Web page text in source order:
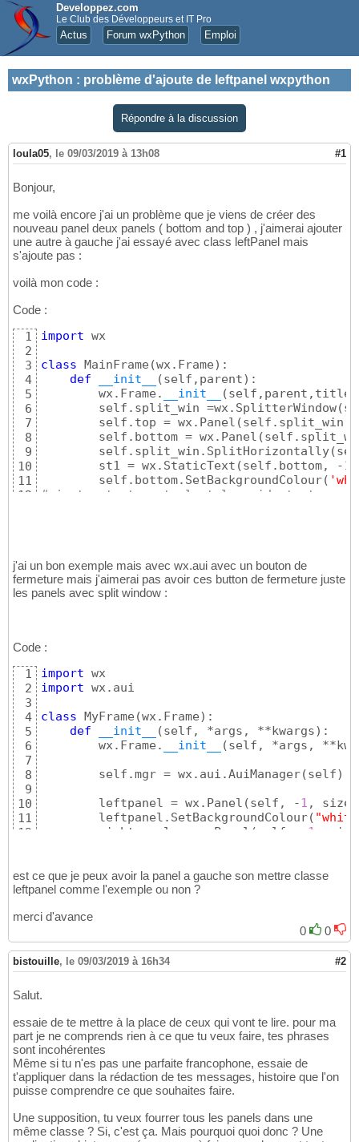
Developpez.com
Le Club des Développeurs et IT Pro
Actus Forum wxPython Emploi
wxPython : problème d'ajoute de leftpanel wxpython
Répondre à la discussion
loula05, le 09/03/2019 à 13h08 #1
Bonjour,
me voilà encore j'ai un problème que je viens de créer des
nouveau panel deux panels ( bottom and top ) , j'aimerai ajouter
une autre à gauche j'ai essayé avec class leftPanel mais
s'ajoute pas :
voilà mon code :
Code :
1
2
3
4
5
6
7
8
9
10
11
12
17
18
19
22
23
24
25
26
import wx
class MainFrame (wx.Frame) :
def
__init__ (self,parent) :
        wx.Frame.
__init__ (self,parent,title=
        self.split_win =wx.SplitterWindow
(
        self.top = wx.Panel
(self.split_win
        self.bottom = wx.Panel
(self.split_win
        self.split_win.SplitHorizontally
(
        st1 = wx.StaticText
(self.bottom, -1
        self.bottom.SetBackgroundColour
(
#ajouter text control et les widget et
        super
( ).__init__(parent, size=
#self.SetBackgroundColour("green")
        leftpanel = wx.Panel
app = wx.App
frame=MainFrame
app.MainLoop
j'ai un bon exemple mais avec wx.aui avec un bouton de
fermeture mais j'aimerai pas avoir ces button de fermeture juste
les panels avec split window :
Code :
1
2
3
4
5
6
7
8
9
10
11
12
15
16
18
20
21
23
25
26
27
28
29
30
import
import wx.aui
class MyFrame (wx.Frame) :
def
__init__ (self, *args, **kwargs) :
        wx.Frame.
__init__ (self, *args,
        self.mgr = wx.aui.AuiManager
(self)
        leftpanel = wx.Panel
(self, -1 , size
        leftpanel.SetBackgroundColour
(
        rightpanel = wx.Panel
( self, - 1
,
        self.mgr.AddPane
(leftpanel,
        self.mgr.AddPane
class MyApp(wx.App):
        frame.Show
()
        self.SetTopWindow
(frame )
return
if __name__ == "__main__":
    app = MyApp
(0)
est ce que je peux avoir la panel a gauche son mettre classe
leftpanel comme l'exemple ou non ?
merci d'avance
0
0
bistouille, le 09/03/2019 à 16h34 #2
Salut.
essaie de te mettre à la place de ceux qui vont te lire. pour ma
part je ne comprends rien à ce que tu veux faire, tes phrases
sont incohérentes
Même si tu n'es pas une parfaite francophone, essaie de
t'appliquer dans la rédaction de tes messages, histoire que l'on
puisse comprendre ce que souhaites faire.
Une supposition, tu veux fourrer tous les panels dans une
même classe ? Si, c'est ça. Mais pourquoi quoi donc ? Une